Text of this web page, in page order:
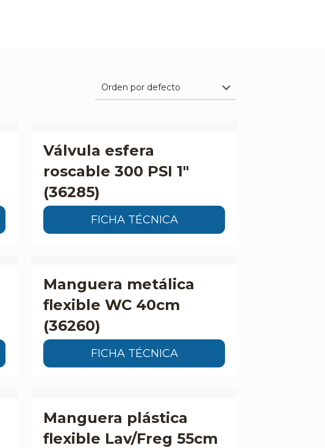
Válvula esfera
roscable 300 PSI 1″
(36285)
FICHA TÉCNICA
Manguera metálica
flexible WC 40cm
(36260)
FICHA TÉCNICA
Manguera plástica
flexible Lav/Freg 55cm